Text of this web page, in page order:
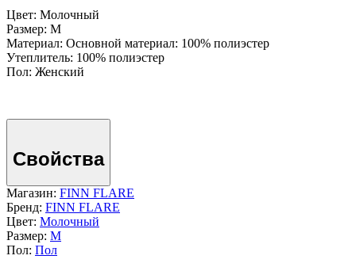
Цвет: Молочный
Размер: M
Материал: Основной материал: 100% полиэстер
Утеплитель: 100% полиэстер
Пол: Женский
Свойства
Магазин: FINN FLARE
Бренд: FINN FLARE
Цвет: Молочный
Размер: M
Пол: Пол